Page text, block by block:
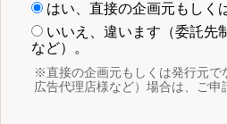
はい、直接の企画元もしく
いいえ、違います（委託先
など）。
※直接の企画元もしくは発行元で
広告代理店様など）場合は、ご申